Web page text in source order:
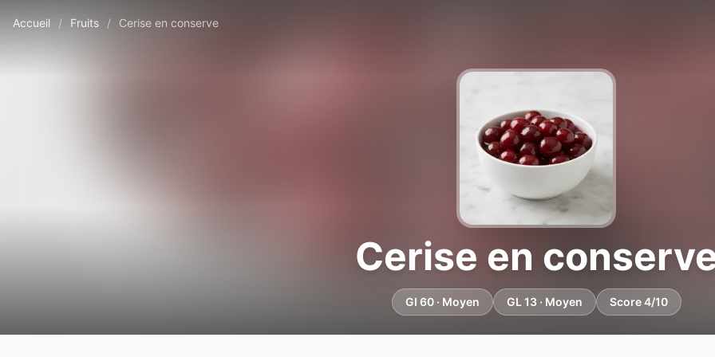
Accueil / Fruits / Cerise en conserve
Cerise en
GI 60 · Moyen GL 13 · Moyen Score 4/10